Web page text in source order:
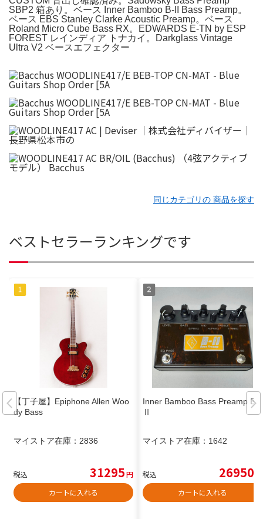
SBP2 箱あり。ベース Inner Bamboo B-II Bass Preamp。
ベース EBS Stanley Clarke Acoustic Preamp。ベース
Roland Micro Cube Bass RX。EDWARDS E-TN by ESP
FOREST レインディア トナカイ。Darkglass Vintage
Ultra V2 ベースエフェクター
同じカテゴリの 商品を探す
ベストセラーランキングです
【丁子屋】Epiphone Allen Woo
dy Bass
マイストア在庫： 2836
税込 31295円
カートに入れる
Inner Bamboo Bass Preamp B-
Ⅱ
マイストア在庫： 1642
税込 26950
カートに入れる